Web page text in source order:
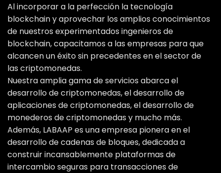
Al incorporar a la perfección la tecnología
blockchain y aprovechar los amplios conocimientos
de nuestros experimentados ingenieros de
blockchain, capacitamos a las empresas para que
alcancen un éxito sin precedentes en el sector de
las criptomonedas.
Nuestra amplia gama de servicios abarca el
desarrollo de criptomonedas, el desarrollo de
aplicaciones de criptomonedas, el desarrollo de
monederos de criptomonedas y mucho más.
Además, LABAAP es una empresa pionera en el
desarrollo de cadenas de bloques, dedicada a
construir incansablemente plataformas de
intercambio seguras para transacciones de